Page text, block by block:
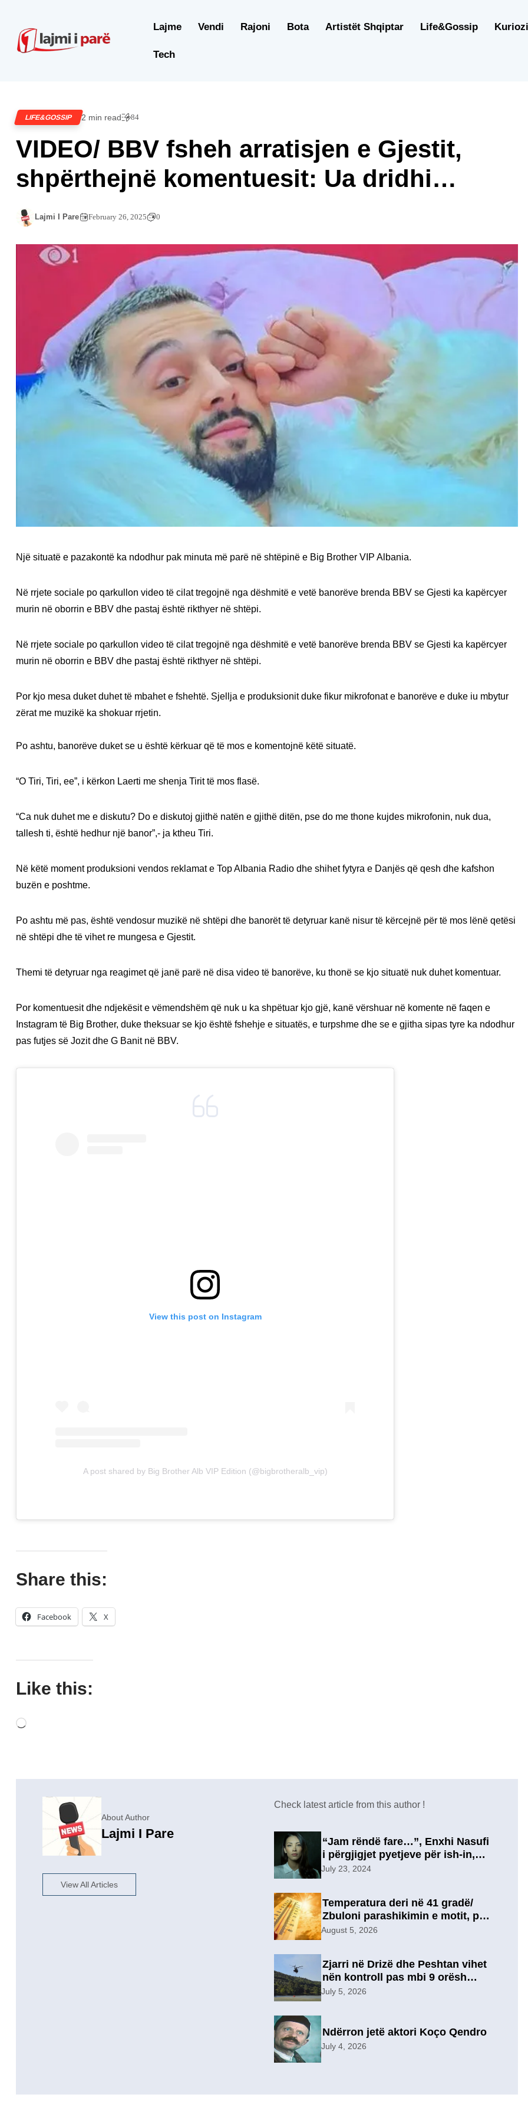
Lajme Vendi Rajoni Bota Artistët Shqiptar Life&Gossip
Tech
LIFE&GOSSIP 2 min read 84
VIDEO/ BBV fsheh arratisjen e Gjestit,
shpërthejnë komentuesit: Ua dridhi…
Lajmi I Pare February 26, 2025 0
Një situatë e pazakontë ka ndodhur pak minuta më parë në shtëpinë e Big Brother VIP Albania.
Në rrjete sociale po qarkullon video të cilat tregojnë nga dëshmitë e vetë banorëve brenda BBV se Gjesti ka kapërcyer
murin në oborrin e BBV dhe pastaj është rikthyer në shtëpi.
Në rrjete sociale po qarkullon video të cilat tregojnë nga dëshmitë e vetë banorëve brenda BBV se Gjesti ka kapërcyer
murin në oborrin e BBV dhe pastaj është rikthyer në shtëpi.
Por kjo mesa duket duhet të mbahet e fshehtë. Sjellja e produksionit duke fikur mikrofonat e banorëve e duke iu mbytur
zërat me muzikë ka shokuar rrjetin.
Po ashtu, banorëve duket se u është kërkuar që të mos e komentojnë këtë situatë.
“O Tiri, Tiri, ee”, i kërkon Laerti me shenja Tirit të mos flasë.
“Ca nuk duhet me e diskutu? Do e diskutoj gjithë natën e gjithë ditën, pse do me thone kujdes mikrofonin, nuk dua,
tallesh ti, është hedhur një banor”,- ja ktheu Tiri.
Në këtë moment produksioni vendos reklamat e Top Albania Radio dhe shihet fytyra e Danjës që qesh dhe kafshon
buzën e poshtme.
Po ashtu më pas, është vendosur muzikë në shtëpi dhe banorët të detyruar kanë nisur të kërcejnë për të mos lënë qetësi
në shtëpi dhe të vihet re mungesa e Gjestit.
Themi të detyruar nga reagimet që janë parë në disa video të banorëve, ku thonë se kjo situatë nuk duhet komentuar.
Por komentuesit dhe ndjekësit e vëmendshëm që nuk u ka shpëtuar kjo gjë, kanë vërshuar në komente në faqen e
Instagram të Big Brother, duke theksuar se kjo është fshehje e situatës, e turpshme dhe se e gjitha sipas tyre ka ndodhur
pas futjes së Jozit dhe G Banit në BBV.
View this post on Instagram
A post shared by Big Brother Alb VIP Edition (@bigbrotheralb_vip)
Share this:
Facebook X
Like this:
About Author
Lajmi I Pare
View All Articles
Check latest article from this author !
“Jam rëndë fare…”, Enxhi Nasufi
i përgjigjet pyetjeve për ish-in,
pas përfundimit të marrëdhënies
July 23, 2024
Temperatura deri në 41 gradë/
Zbuloni parashikimin e motit, për
sot
August 5, 2026
Zjarri në Drizë dhe Peshtan vihet
nën kontroll pas mbi 9 orësh
operacion, u evakuuan
July 5, 2026
Ndërron jetë aktori Koço Qendro
July 4, 2026